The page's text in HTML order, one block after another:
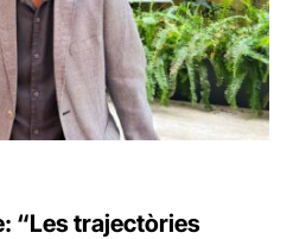
“Les trajectòries